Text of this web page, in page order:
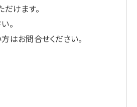
けます。
。
はお問合せください。